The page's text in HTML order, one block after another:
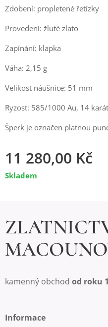
Zdobení: propletené řetízky
Provedení: žluté zlato
Zapínání: klapka
Váha: 2,15 g
Velikost náušnice: 51 mm
Ryzost: 585/1000 Au, 14
Šperk je označen platnou
11 280,00 Kč
Skladem
kamenný obchod od roku
Informace